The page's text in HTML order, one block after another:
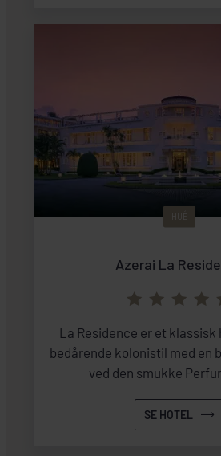
HUÉ
Azerai La
La Residence er et klassisk
bedårende kolonistil med en
ved den smukke
SE HOTEL